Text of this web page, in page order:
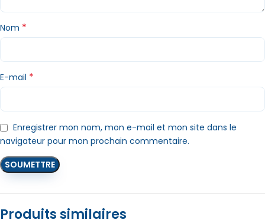
Nom *
E-mail *
Enregistrer mon nom, mon e-mail et mon site dans le
navigateur pour mon prochain commentaire.
Produits similaires